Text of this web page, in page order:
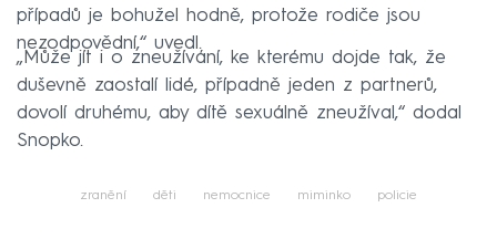
případů je bohužel hodně, protože rodiče jsou
nezodpovědní,“ uvedl.
„Může jít i o zneužívání, ke kterému dojde tak, že
duševně zaostalí lidé, případně jeden z partnerů,
dovolí druhému, aby dítě sexuálně zneužíval,“ dodal
Snopko.
zranění děti nemocnice miminko policie